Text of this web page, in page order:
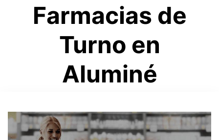
Farmacias de
Turno en
Aluminé